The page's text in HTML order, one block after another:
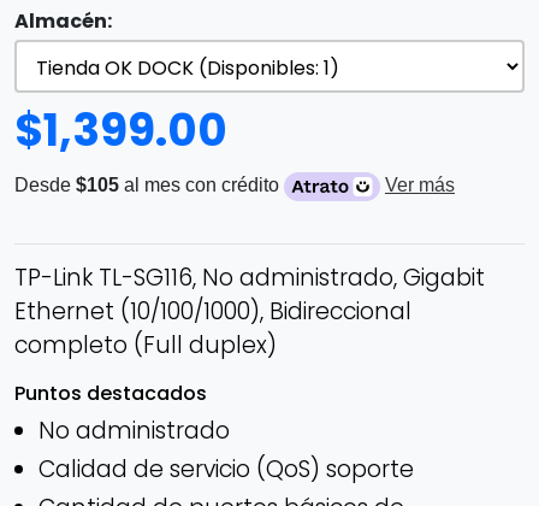
Almacén:
$1,399.00
Desde $105 al mes con crédito Ver más
TP-Link TL-SG116, No administrado, Gigabit
Ethernet (10/100/1000), Bidireccional
completo (Full duplex)
Puntos destacados
No administrado
Calidad de servicio (QoS) soporte